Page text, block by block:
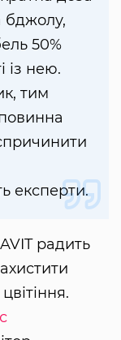
бджолу,
50%
із нею.
тим
експерти.
радить